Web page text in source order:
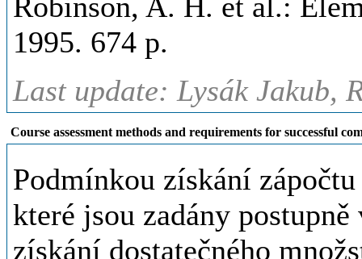
1995. 674 p.
Last update: Lysák Jakub,
Course assessment methods and requirements for successful
Podmínkou získání
které jsou zadány
získání dostatečného